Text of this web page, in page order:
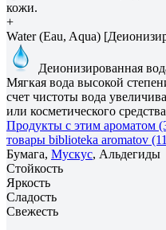
кожи.
+
Water (Eau, Aqua)
Деионизированная
Мягкая вода высокой
счет чистоты вода
или косметического
Продукты с этим ароматом
товары biblioteka aromatov
Бумага, Мускус, Альдегиды
Стойкость
Яркость
Сладость
Свежесть